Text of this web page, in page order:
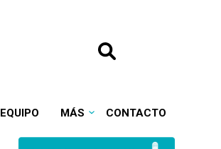
EQUIPO MÁS CONTACTO